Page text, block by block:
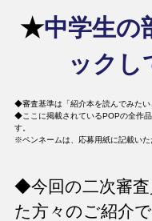
★中学生の
ックし
◆審査基準は「紹介本を読んでみたい
◆ここに掲載されているPOPの全作
す。
※ペンネームは、応募用紙に記載い
◆今回の二次審
た方々のご紹介